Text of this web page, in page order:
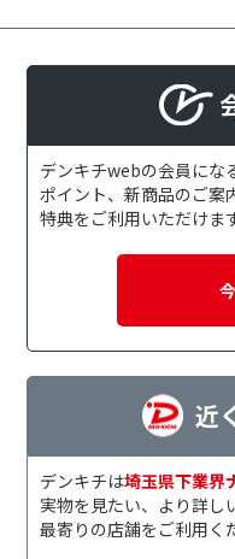
デンキチwebの会員にな
ポイント、新商品のご案
特典をご利用いただけま
近
デンキチは埼玉県下業界
実物を見たい、より詳し
最寄りの店舗をご利用く